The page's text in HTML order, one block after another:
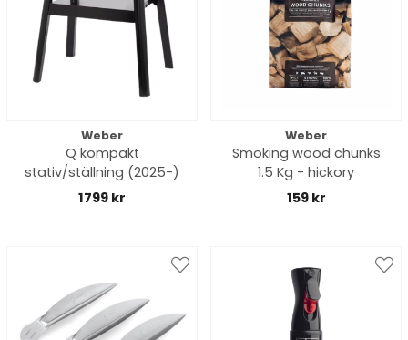
Weber
Q kompakt
stativ/ställning (2025-)
1799 kr
Weber
Smoking wood chunks
1.5 Kg - hickory
159 kr